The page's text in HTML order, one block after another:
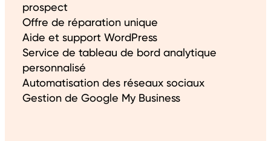
prospect
Offre de réparation unique
Aide et support WordPress
Service de tableau de bord analytique
personnalisé
Automatisation des réseaux sociaux
Gestion de Google My Business